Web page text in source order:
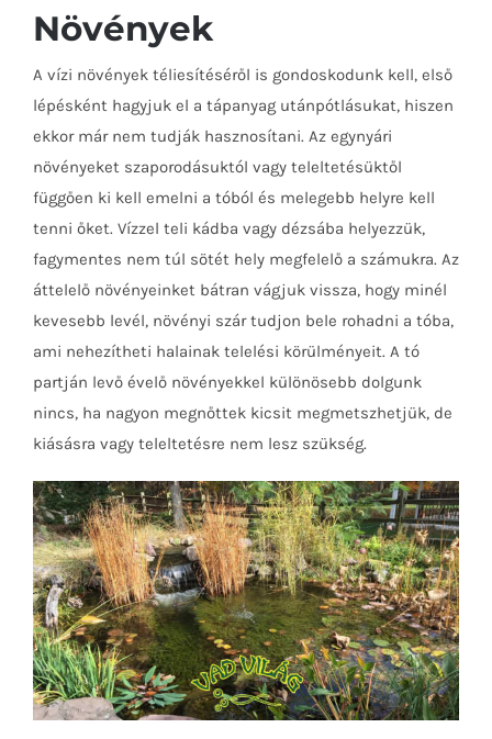
Növények
A vízi növények téliesítéséről is gondoskodunk kell, első
lépésként hagyjuk el a tápanyag utánpótlásukat, hiszen
ekkor már nem tudják hasznosítani. Az egynyári
növényeket szaporodásuktól vagy teleltetésüktől
függően ki kell emelni a tóból és melegebb helyre kell
tenni őket. Vízzel teli kádba vagy dézsába helyezzük,
fagymentes nem túl sötét hely megfelelő a számukra. Az
áttelelő növényeinket bátran vágjuk vissza, hogy minél
kevesebb levél, növényi szár tudjon bele rohadni a tóba,
ami nehezítheti halainak telelési körülményeit. A tó
partján levő évelő növényekkel különösebb dolgunk
nincs, ha nagyon megnőttek kicsit megmetszhetjük, de
kiásásra vagy teleltetésre nem lesz szükség.